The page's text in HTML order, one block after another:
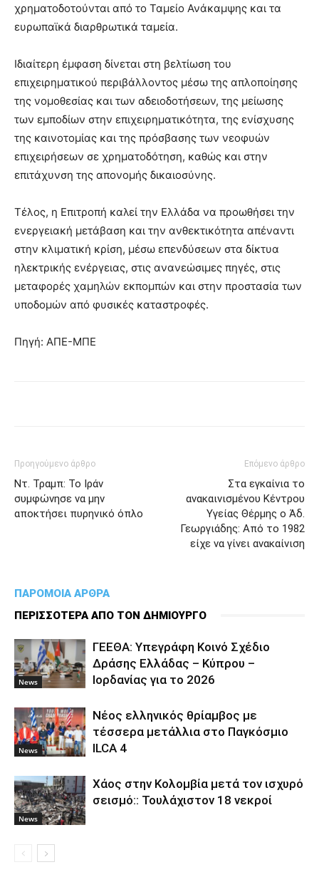
χρηματοδοτούνται από το Ταμείο Ανάκαμψης και τα
ευρωπαϊκά διαρθρωτικά ταμεία.
Ιδιαίτερη έμφαση δίνεται στη βελτίωση του
επιχειρηματικού περιβάλλοντος μέσω της απλοποίησης
της νομοθεσίας και των αδειοδοτήσεων, της μείωσης
των εμποδίων στην επιχειρηματικότητα, της ενίσχυσης
της καινοτομίας και της πρόσβασης των νεοφυών
επιχειρήσεων σε χρηματοδότηση, καθώς και στην
επιτάχυνση της απονομής δικαιοσύνης.
Τέλος, η Επιτροπή καλεί την Ελλάδα να προωθήσει την
ενεργειακή μετάβαση και την ανθεκτικότητα απέναντι
στην κλιματική κρίση, μέσω επενδύσεων στα δίκτυα
ηλεκτρικής ενέργειας, στις ανανεώσιμες πηγές, στις
μεταφορές χαμηλών εκπομπών και στην προστασία των
υποδομών από φυσικές καταστροφές.
Πηγή: ΑΠΕ-ΜΠΕ
Προηγούμενο άρθρο
Ντ. Τραμπ: Το Ιράν
συμφώνησε να μην
αποκτήσει πυρηνικό όπλο
Επόμενο άρθρο
Στα εγκαίνια το
ανακαινισμένου Κέντρου
Υγείας Θέρμης ο Άδ.
Γεωργιάδης: Από το 1982
είχε να γίνει ανακαίνιση
ΠΑΡΟΜΟΙΑ ΑΡΘΡΑ
ΠΕΡΙΣΣΟΤΕΡΑ ΑΠΟ ΤΟΝ ΔΗΜΙΟΥΡΓΟ
News
ΓΕΕΘΑ: Υπεγράφη Κοινό Σχέδιο
Δράσης Ελλάδας – Κύπρου –
Ιορδανίας για το 2026
News
Νέος ελληνικός θρίαμβος με
τέσσερα μετάλλια στο Παγκόσμιο
ILCA 4
News
Χάος στην Κολομβία μετά τον ισχυρό
σεισμό:: Τουλάχιστον 18 νεκροί